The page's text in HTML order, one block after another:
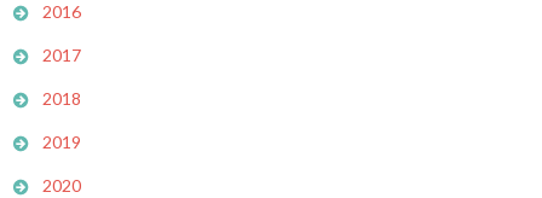
2016
2017
2018
2019
2020